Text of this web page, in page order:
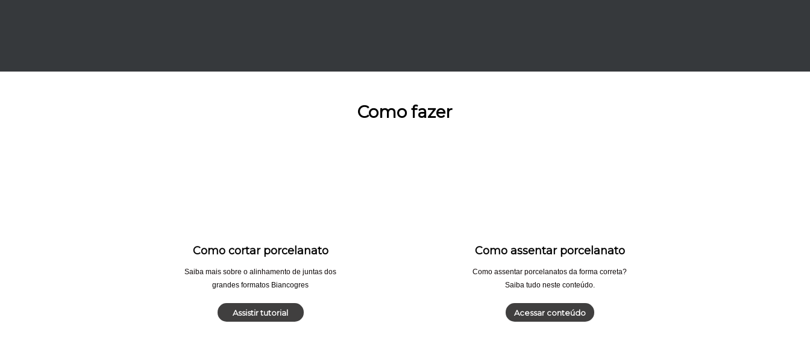
Como fazer
Como cortar porcelanato
Saiba mais sobre o alinhamento de juntas dos
grandes formatos Biancogres
Assistir tutorial
Como assentar porcelanato
Como assentar porcelanatos da forma correta?
Saiba tudo neste conteúdo.
Acessar conteúdo